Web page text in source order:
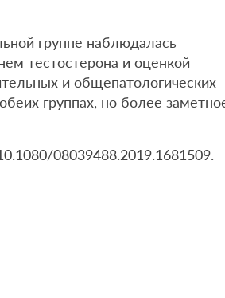
группе наблюдалась
тестостерона и оценкой
и общепатологических
группах, но более
08039488.2019.1681509.